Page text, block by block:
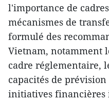
l'importance de
mécanismes de
formulé des
Vietnam, notamment
cadre réglementaire,
capacités de prévision
initiatives financières